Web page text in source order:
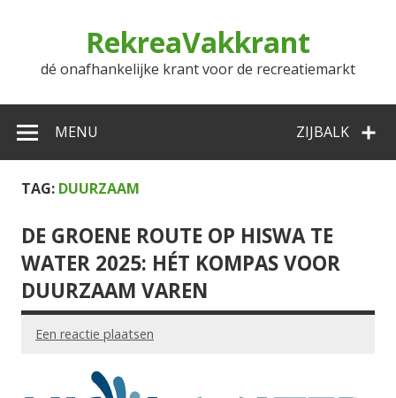
RekreaVakkrant
dé onafhankelijke krant voor de recreatiemarkt
ZIJBALK
MENU
TAG: DUURZAAM
DE GROENE ROUTE OP HISWA TE
WATER 2025: HÉT KOMPAS VOOR
DUURZAAM VAREN
Een reactie plaatsen